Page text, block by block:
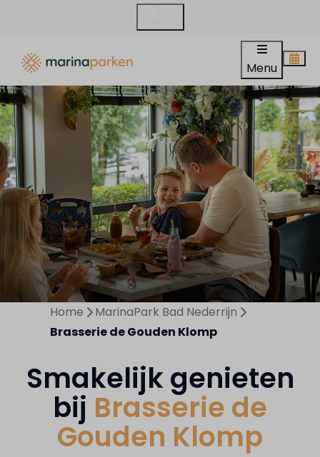
Menu
Home
MarinaPark Bad Nederrijn
Brasserie de Gouden Klomp
Smakelijk genieten
bij Brasserie de
Gouden Klomp